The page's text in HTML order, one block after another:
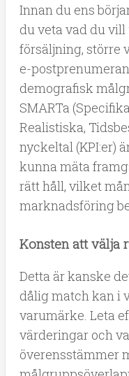
Innan du ens
du veta vad du
försäljning, större
e-
demografisk
SMARTa
Realistiska,
nyckeltal (KPI:er)
kunna mäta
rätt håll, vilket
marknadsföring
Konsten att välja
Detta är kanske
dålig match kan i
varumärke. Leta
värderingar och
överensstämmer